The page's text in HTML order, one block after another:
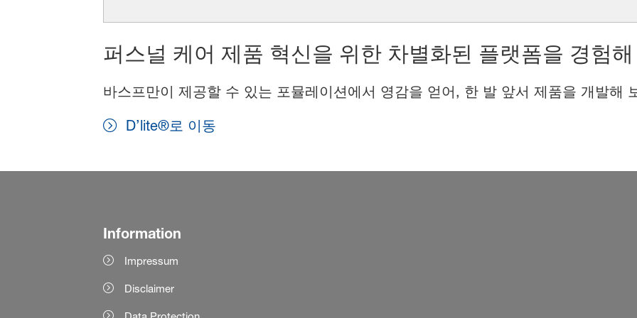
퍼스널 케어 제품 혁신을 위한 차별화된 플랫폼을 경험
바스프만이 제공할 수 있는 포뮬레이션에서 영감을 얻어, 한 발 앞서 제품을 개발해
D’lite®로 이동
Information
Impressum
Disclaimer